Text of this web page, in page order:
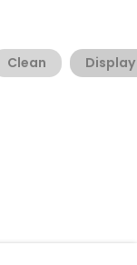
Clean Display